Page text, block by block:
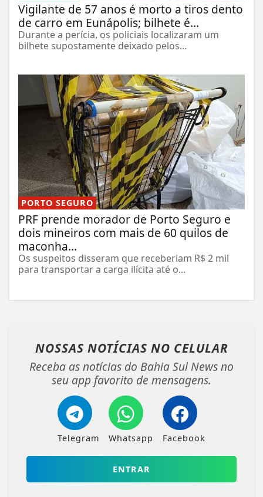
Vigilante de 57 anos é morto a tiros dento
de carro em Eunápolis; bilhete é...
Durante a perícia, os policiais localizaram um
bilhete supostamente deixado pelos...
PORTO SEGURO
PRF prende morador de Porto Seguro e
dois mineiros com mais de 60 quilos de
maconha...
Os suspeitos disseram que receberiam R$ 2 mil
para transportar a carga ilícita até o...
NOSSAS NOTÍCIAS NO CELULAR
Receba as notícias do Bahia Sul News no
seu app favorito de mensagens.
Telegram Whatsapp Facebook
ENTRAR